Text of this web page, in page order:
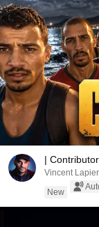
|
Vincent
New